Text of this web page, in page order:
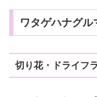
ワタゲハナグル
切り花・ドライフ